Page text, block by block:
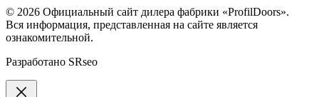
© 2026 Официальный сайт дилера фабрики «ProfilDoors».
Вся информация, представленная на сайте является
ознакомительной.
Разработано SRseo